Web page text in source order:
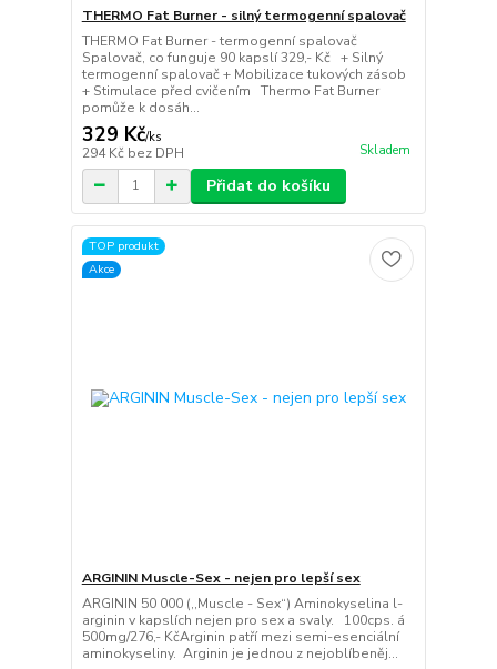
THERMO Fat Burner - silný termogenní spalovač
THERMO Fat Burner - termogenní spalovač
Spalovač, co funguje 90 kapslí 329,- Kč + Silný
termogenní spalovač + Mobilizace tukových zásob
+ Stimulace před cvičením Thermo Fat Burner
pomůže k dosáh...
329 Kč/ks
294 Kč bez DPH Skladem
Přidat do košíku
TOP produkt
Akce
ARGININ Muscle-Sex - nejen pro lepší sex
ARGININ 50 000 (,,Muscle - Sex“) Aminokyselina l-
arginin v kapslích nejen pro sex a svaly. 100cps. á
500mg/276,- KčArginin patří mezi semi-esenciální
aminokyseliny. Arginin je jednou z nejoblíbeněj...